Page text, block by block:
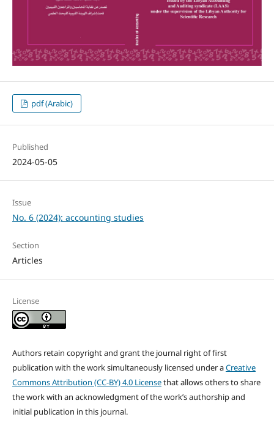
pdf (Arabic)
Published
2024-05-05
Issue
No. 6 (2024): accounting studies
Section
Articles
License
Authors retain copyright and grant the journal right of first
publication with the work simultaneously licensed under aCreative
Commons Attribution (CC-BY) 4.0 Licensethat allows others to share
the work with an acknowledgment of the work’s authorship and
initial publication in this journal.